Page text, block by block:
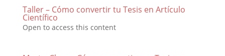
Taller – Cómo convertir tu Tesis en Artículo
Científico
Open to access this content